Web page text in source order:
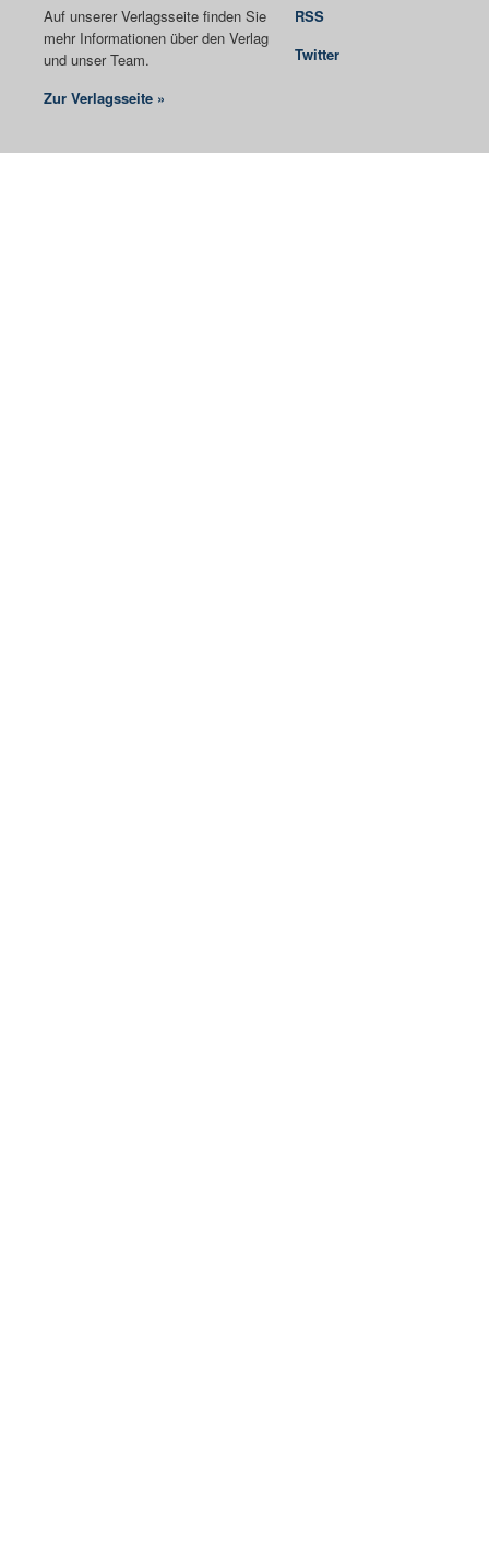
Auf unserer Verlagsseite finden Sie
mehr Informationen über den Verlag
und unser Team.
Zur Verlagsseite »
RSS
Twitter